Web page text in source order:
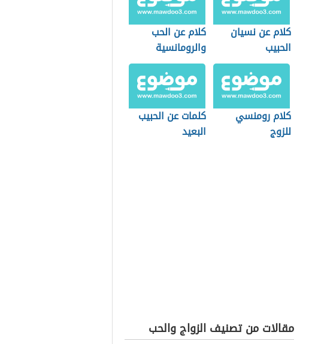
كلام عن نسيان
الحبيب
كلام عن الحب
والرومانسية
كلام رومنسي
للزوج
كلمات عن الحبيب
البعيد
مقالات من تصنيف الزواج والحب